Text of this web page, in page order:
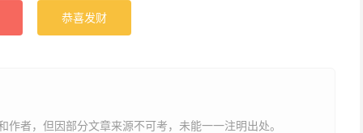
日掌刃则四日度皆刃也。如月掌刃则四月度皆刃也，如
如火掌刃则四火度皆刃也，故交刃杀併踏之限为真关是
恭喜发财
者，但因部分文章来源不可考，未能一一注明出处。